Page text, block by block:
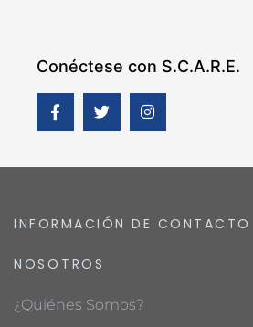
Conéctese con S.C.A.R.E.
INFORMACIÓN DE CONTACTO
NOSOTROS
¿Quiénes Somos?